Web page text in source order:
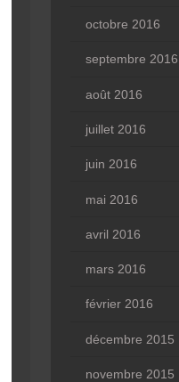
octobre 2016
septembre 2016
août 2016
juillet 2016
juin 2016
mai 2016
avril 2016
mars 2016
février 2016
décembre 2015
novembre 2015